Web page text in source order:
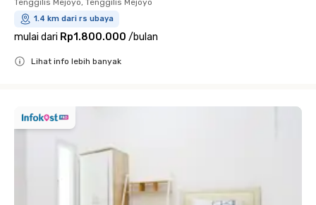
1.4 km dari rs ubaya
mulai dari Rp1.800.000 /bulan
Lihat info lebih banyak